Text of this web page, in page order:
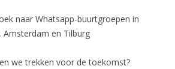
naar Whatsapp-buurtgroepen in
Amsterdam en Tilburg
we trekken voor de toekomst?